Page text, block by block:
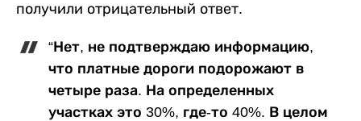
получили отрицательный ответ.
“Нет, не подтверждаю информацию,
что платные дороги подорожают в
четыре раза. На определенных
участках это 30%, где-то 40%. В целом